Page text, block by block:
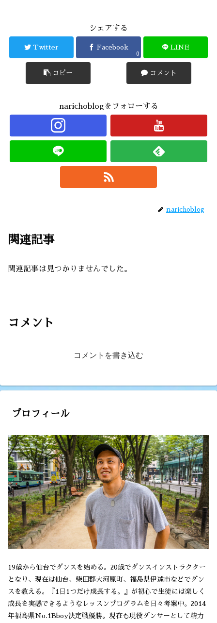
シェアする
Twitter Facebook
0
LINE
コピー コメント
narichoblogをフォローする
narichoblog
関連記事
関連記事は見つかりませんでした。
コメント
コメントを書き込む
プロフィール
19歳から仙台でダンスを始める。20歳でダンスインストラクター
となり、現在は仙台、柴田郡大河原町、福島県伊達市などでダン
スを教える。『1日1つだけ成長する。』が初心で生徒には楽しく
成長を実感できるようなレッスンプログラムを日々考案中。2014
年福島県No.1Bboy決定戦優勝。現在も現役ダンサーとして精力